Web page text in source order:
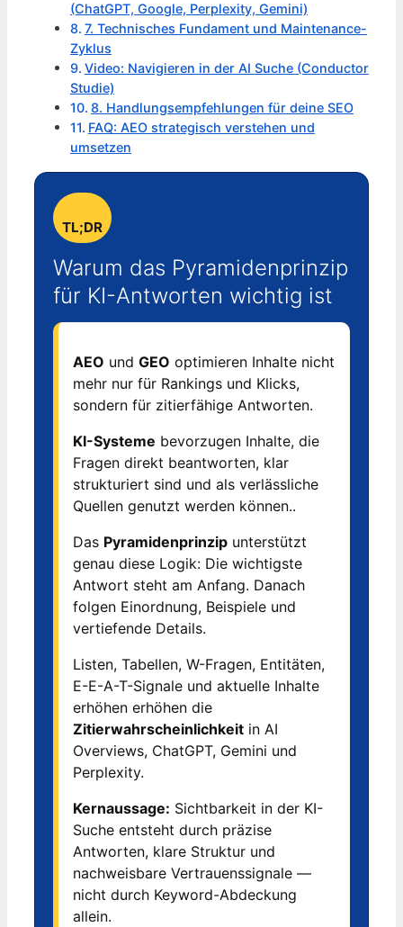
(ChatGPT, Google, Perplexity, Gemini)
7. Technisches Fundament und Maintenance-
Zyklus
Video: Navigieren in der AI Suche (Conductor
Studie)
8. Handlungsempfehlungen für deine SEO
FAQ: AEO strategisch verstehen und
umsetzen
TL;DR
Warum das Pyramidenprinzip
für KI-Antworten wichtig ist
AEO und GEO optimieren Inhalte nicht
mehr nur für Rankings und Klicks,
sondern für zitierfähige Antworten.
KI-Systeme bevorzugen Inhalte, die
Fragen direkt beantworten, klar
strukturiert sind und als verlässliche
Quellen genutzt werden können..
Das Pyramidenprinzip unterstützt
genau diese Logik: Die wichtigste
Antwort steht am Anfang. Danach
folgen Einordnung, Beispiele und
vertiefende Details.
Listen, Tabellen, W-Fragen, Entitäten,
E-E-A-T-Signale und aktuelle Inhalte
erhöhen erhöhen die
Zitierwahrscheinlichkeit in AI
Overviews, ChatGPT, Gemini und
Perplexity.
Kernaussage: Sichtbarkeit in der KI-
Suche entsteht durch präzise
Antworten, klare Struktur und
nachweisbare Vertrauenssignale —
nicht durch Keyword-Abdeckung
allein.